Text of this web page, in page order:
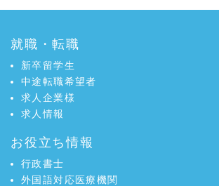
就職・転職
新卒留学生
中途転職希望者
求人企業様
求人情報
お役立ち情報
行政書士
外国語対応医療機関